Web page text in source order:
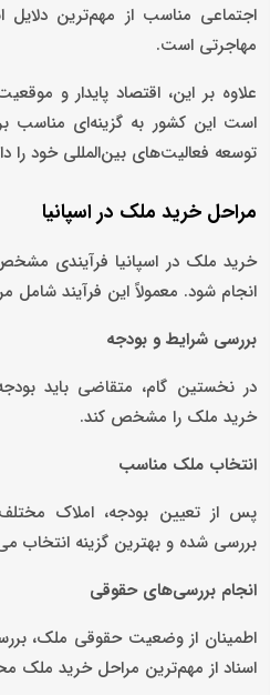
اجتماعی مناسب از مهم‌ترین دلایل
مهاجرتی است.
علاوه بر این، اقتصاد پایدار و
است این کشور به گزینه‌ای مناسب
توسعه فعالیت‌های بین‌المللی خود را
مراحل خرید ملک در اسپانیا
خرید ملک در اسپانیا فرآیندی
انجام شود. معمولاً این فرآیند شامل
بررسی شرایط و بودجه
در نخستین گام، متقاضی باید
خرید ملک را مشخص کند.
انتخاب ملک مناسب
پس از تعیین بودجه، املاک
بررسی شده و بهترین گزینه انتخاب
انجام بررسی‌های حقوقی
اطمینان از وضعیت حقوقی ملک،
اسناد از مهم‌ترین مراحل خرید